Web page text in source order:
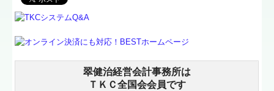
TKCのFinTechサービス
関与先向け融資商品ご紹介
経営改善オンデマンド講座翠健治経営会計事務所は
ＴＫＣ全国会会員です